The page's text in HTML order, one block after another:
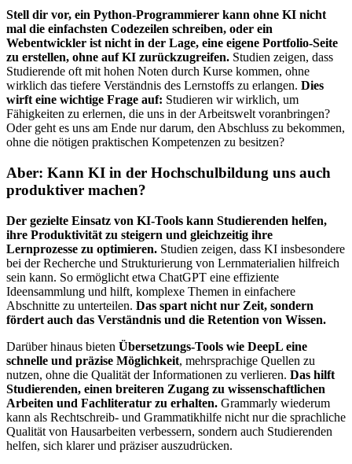
Stell dir vor, ein Python-Programmierer kann ohne KI nicht
mal die einfachsten Codezeilen schreiben, oder ein
Webentwickler ist nicht in der Lage, eine eigene Portfolio-Seite
zu erstellen, ohne auf KI zurückzugreifen. Studien zeigen, dass
Studierende oft mit hohen Noten durch Kurse kommen, ohne
wirklich das tiefere Verständnis des Lernstoffs zu erlangen. Dies
wirft eine wichtige Frage auf: Studieren wir wirklich, um
Fähigkeiten zu erlernen, die uns in der Arbeitswelt voranbringen?
Oder geht es uns am Ende nur darum, den Abschluss zu bekommen,
ohne die nötigen praktischen Kompetenzen zu besitzen?
Aber: Kann KI in der Hochschulbildung uns auch
produktiver machen?
Der gezielte Einsatz von KI-Tools kann Studierenden helfen,
ihre Produktivität zu steigern und gleichzeitig ihre
Lernprozesse zu optimieren. Studien zeigen, dass KI insbesondere
bei der Recherche und Strukturierung von Lernmaterialien hilfreich
sein kann. So ermöglicht etwa ChatGPT eine effiziente
Ideensammlung und hilft, komplexe Themen in einfachere
Abschnitte zu unterteilen. Das spart nicht nur Zeit, sondern
fördert auch das Verständnis und die Retention von Wissen.
Darüber hinaus bieten Übersetzungs-Tools wie DeepL eine
schnelle und präzise Möglichkeit, mehrsprachige Quellen zu
nutzen, ohne die Qualität der Informationen zu verlieren. Das hilft
Studierenden, einen breiteren Zugang zu wissenschaftlichen
Arbeiten und Fachliteratur zu erhalten. Grammarly wiederum
kann als Rechtschreib- und Grammatikhilfe nicht nur die sprachliche
Qualität von Hausarbeiten verbessern, sondern auch Studierenden
helfen, sich klarer und präziser auszudrücken.